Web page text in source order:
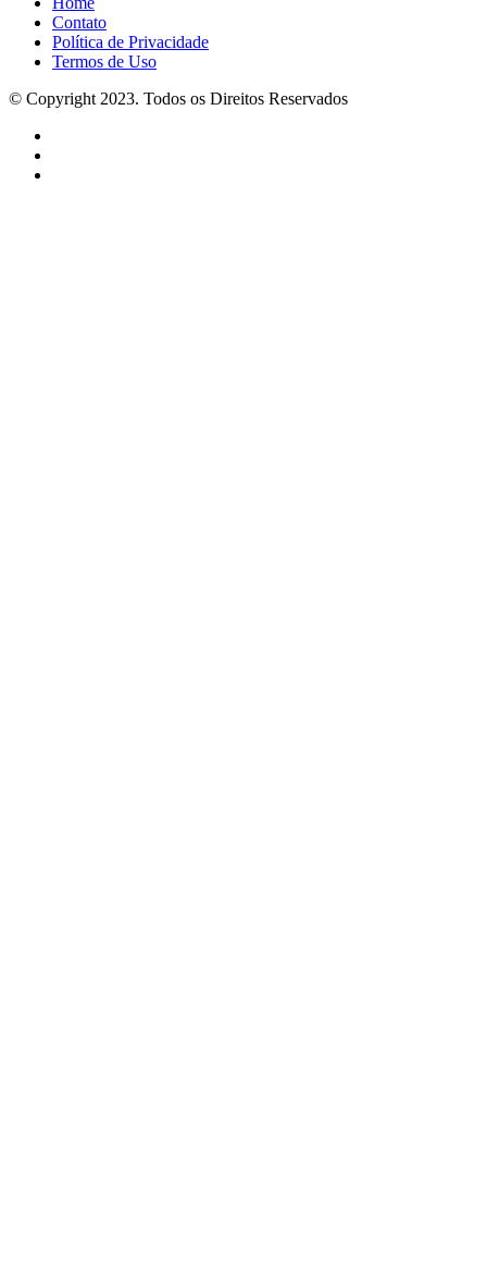
Contato
Política de Privacidade
Termos de Uso
© Copyright 2023. Todos os Direitos Reservados